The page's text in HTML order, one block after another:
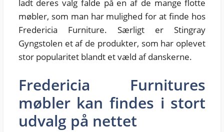
ladt deres valg falde på en af de mange flotte
møbler, som man har mulighed for at finde hos
Fredericia Furniture. Særligt er Stingray
Gyngstolen et af de produkter, som har oplevet
stor popularitet blandt et væld af danskerne.
Fredericia Furnitures
møbler kan findes i stort
udvalg på nettet